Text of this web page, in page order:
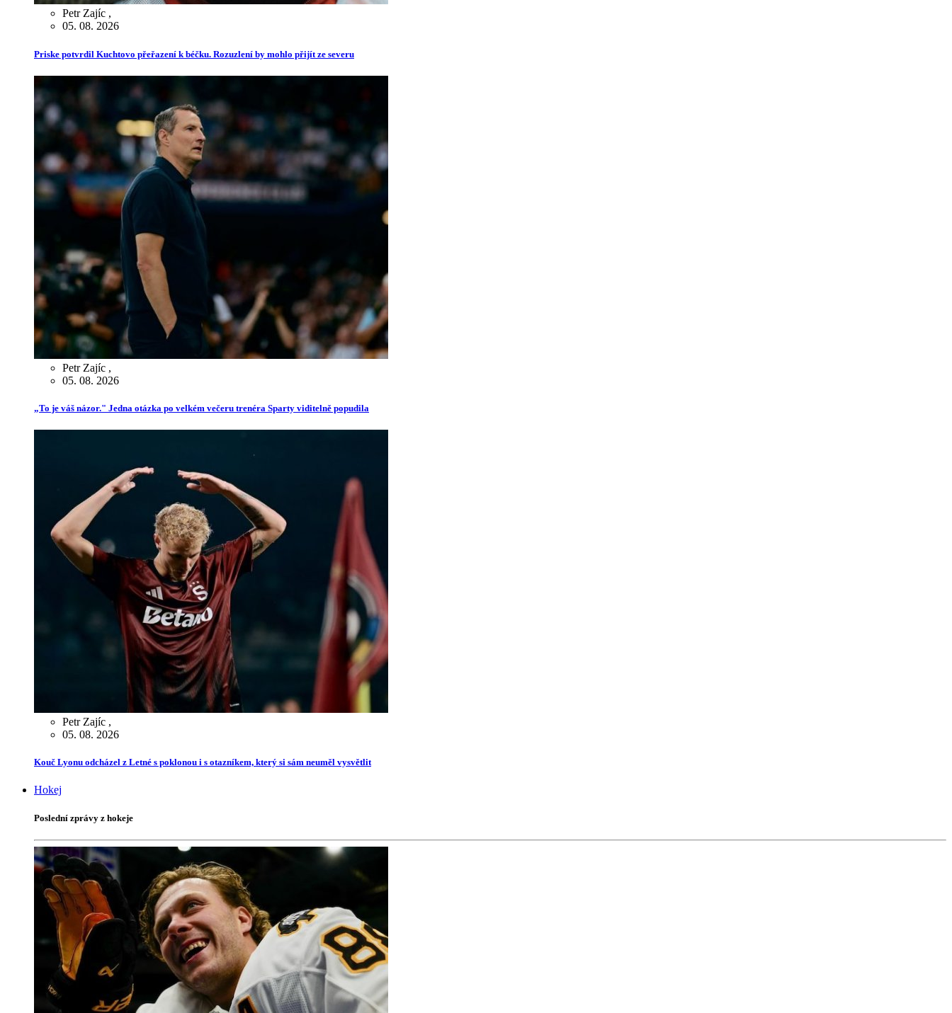
Petr Zajíc ,
05. 08. 2026
Priske potvrdil Kuchtovo přeřazení k béčku. Rozuzlení by mohlo přijít ze severu
Petr Zajíc ,
05. 08. 2026
„To je váš názor." Jedna otázka po velkém večeru trenéra Sparty viditelně popudila
Petr Zajíc ,
05. 08. 2026
Kouč Lyonu odcházel z Letné s poklonou i s otazníkem, který si sám neuměl vysvětlit
Hokej
Poslední zprávy z hokeje